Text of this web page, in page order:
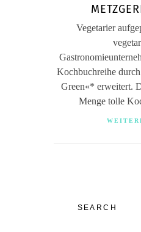
Vegetarier
Kochbuchreihe
Green«* erweitert.
Menge tolle